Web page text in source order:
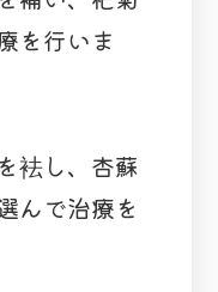
を行いま
袪し、杏蘇
んで治療を